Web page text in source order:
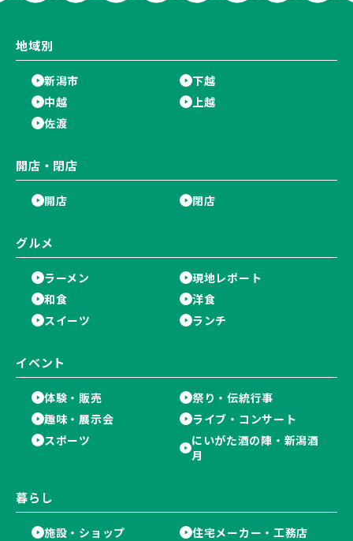
地域別
新潟市
下越
中越
上越
佐渡
開店・閉店
開店 閉店
グルメ
ラーメン
現地レポート
和食
洋食
スイーツ
ランチ
イベント
体験・販売
祭り・伝統行事
趣味・展示会
ライブ・コンサート
スポーツ
にいがた酒の陣・新潟酒
月
暮らし
施設・ショップ
住宅メーカー・工務店